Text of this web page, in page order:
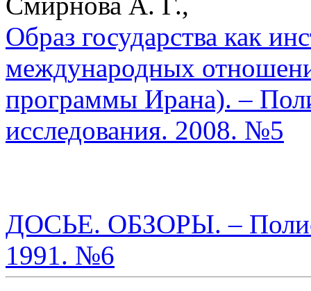
Образ государства как
международных
программы Ирана). –
исследования. 2008. №5
ДОСЬЕ. ОБЗОРЫ. – Полис.
1991. №6